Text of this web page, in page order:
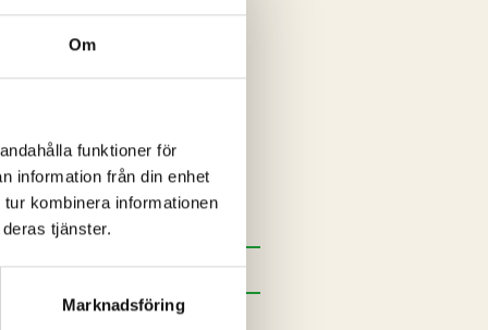
Om
funktioner för
information från din enhet
kombinera informationen
tjänster.
Marknadsföring
emulgeringsmedel (E 475,
majs, SOJABÖNA,
(E 200,E 202), salt,
medel (E 422), safflor